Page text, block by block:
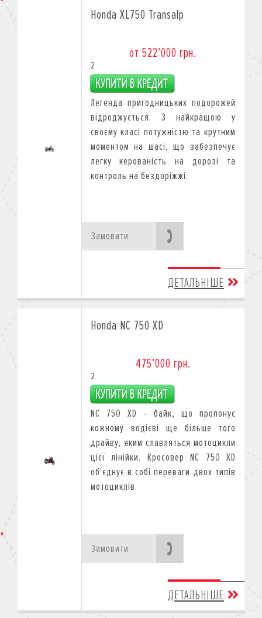
Honda XL750 Transalp
от 522’000 грн.
2
Легенда пригодницьких подорожей
відроджується. З найкращою у
своєму класі потужністю та крутним
моментом на шасі, що забезпечує
легку керованість на дорозі та
контроль на бездоріжжі.
Замовити
ДЕТАЛЬНІШЕ
Honda NC 750 XD
475’000 грн.
2
NC 750 XD - байк, що пропонує
кожному водієві ще більше того
драйву, яким славляться мотоцикли
цієї лінійки. Кросовер NC 750 XD
об'єднує в собі переваги двох типів
мотоциклів.
Замовити
ДЕТАЛЬНІШЕ